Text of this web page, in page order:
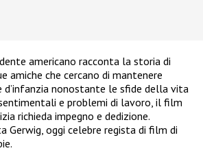
americano racconta la storia di
amiche che cercano di mantenere
nonostante le sfide della vita
e problemi di lavoro, il film
richieda impegno e dedizione.
Gerwig, oggi celebre regista di film di